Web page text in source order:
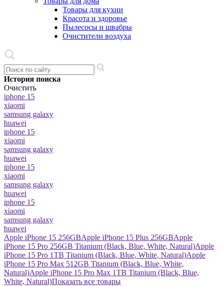
Товары для кухни
Красота и здоровье
Пылесосы и швабры
Очистители воздуха
История поиска
Очистить
iphone 15
xiaomi
samsung galaxy
huawei
iphone 15
xiaomi
samsung galaxy
huawei
iphone 15
xiaomi
samsung galaxy
huawei
iphone 15
xiaomi
samsung galaxy
huawei
Apple iPhone 15 256GBApple iPhone 15 Plus 256GBApple
iPhone 15 Pro 256GB Titanium (Black, Blue, White, Natural)Apple
iPhone 15 Pro 1TB Titanium (Black, Blue, White, Natural)Apple
iPhone 15 Pro Max 512GB Titanium (Black, Blue, White,
Natural)Apple iPhone 15 Pro Max 1TB Titanium (Black, Blue,
White, Natural)Показать все товары